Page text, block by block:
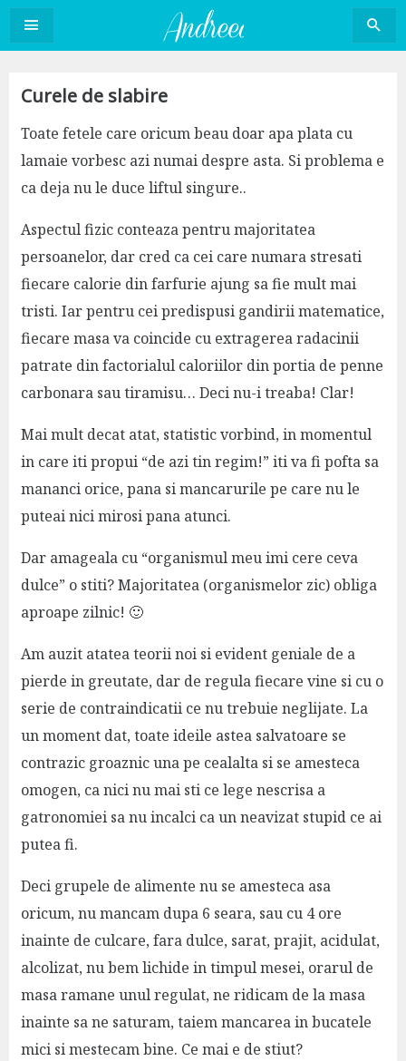
Sari
conținut
Curele de slabire
Toate fetele care oricum beau doar apa plata cu
lamaie vorbesc azi numai despre asta. Si problema e
ca deja nu le duce liftul singure..
Aspectul fizic conteaza pentru majoritatea
persoanelor, dar cred ca cei care numara stresati
fiecare calorie din farfurie ajung sa fie mult mai
tristi. Iar pentru cei predispusi gandirii matematice,
fiecare masa va coincide cu extragerea radacinii
patrate din factorialul caloriilor din portia de penne
carbonara sau tiramisu… Deci nu-i treaba! Clar!
Mai mult decat atat, statistic vorbind, in momentul
in care iti propui “de azi tin regim!” iti va fi pofta sa
mananci orice, pana si mancarurile pe care nu le
puteai nici mirosi pana atunci.
Dar amageala cu “organismul meu imi cere ceva
dulce” o stiti? Majoritatea (organismelor zic) obliga
aproape zilnic! 🙂
Am auzit atatea teorii noi si evident geniale de a
pierde in greutate, dar de regula fiecare vine si cu o
serie de contraindicatii ce nu trebuie neglijate. La
un moment dat, toate ideile astea salvatoare se
contrazic groaznic una pe cealalta si se amesteca
omogen, ca nici nu mai sti ce lege nescrisa a
gatronomiei sa nu incalci ca un neavizat stupid ce ai
putea fi.
Deci grupele de alimente nu se amesteca asa
oricum, nu mancam dupa 6 seara, sau cu 4 ore
inainte de culcare, fara dulce, sarat, prajit, acidulat,
alcolizat, nu bem lichide in timpul mesei, orarul de
masa ramane unul regulat, ne ridicam de la masa
inainte sa ne saturam, taiem mancarea in bucatele
mici si mestecam bine. Ce mai e de stiut?